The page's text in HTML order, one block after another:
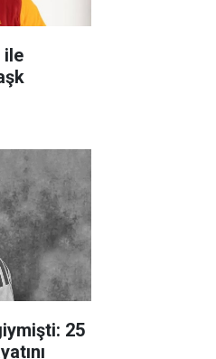
ile
25